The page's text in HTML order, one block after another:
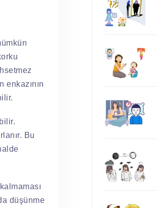
enkazının
Bu
düşünme